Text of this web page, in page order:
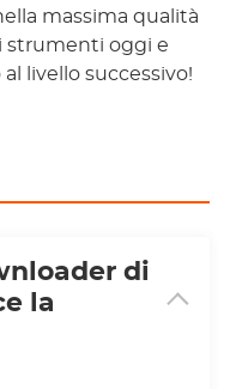
massima qualità
strumenti oggi e
livello successivo!
di
la